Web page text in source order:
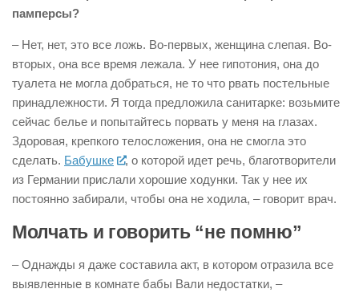
памперсы?
– Нет, нет, это все ложь. Во-первых, женщина слепая. Во-
вторых, она все время лежала. У нее гипотония, она до
туалета не могла добраться, не то что рвать постельные
принадлежности. Я тогда предложила санитарке: возьмите
сейчас белье и попытайтесь порвать у меня на глазах.
Здоровая, крепкого телосложения, она не смогла это
сделать. Бабушке
, о которой идет речь, благотворители
из Германии прислали хорошие ходунки. Так у нее их
постоянно забирали, чтобы она не ходила, – говорит врач.
Молчать и говорить “не помню”
– Однажды я даже составила акт, в котором отразила все
выявленные в комнате бабы Вали недостатки, –